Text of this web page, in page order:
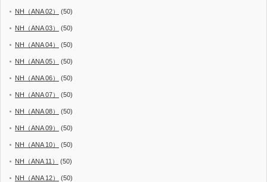
NH（ANA 02） (50)
NH（ANA 03） (50)
NH（ANA 04） (50)
NH（ANA 05） (50)
NH（ANA 06） (50)
NH（ANA 07） (50)
NH（ANA 08） (50)
NH（ANA 09） (50)
NH（ANA 10） (50)
NH（ANA 11） (50)
NH（ANA 12） (50)